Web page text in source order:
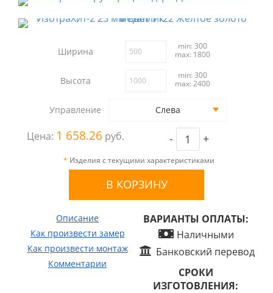
Ширина
min: 300
max: 1800
Высота
min: 300
max: 2400
Управление Слева
Цена: 1 658.26 руб. - +
* Изделия с текущими характеристиками
Описание
Как произвести замер
Как произвести монтаж
Комментарии
ВАРИАНТЫ ОПЛАТЫ:
Наличными
Банковский перевод
СРОКИ
ИЗГОТОВЛЕНИЯ: